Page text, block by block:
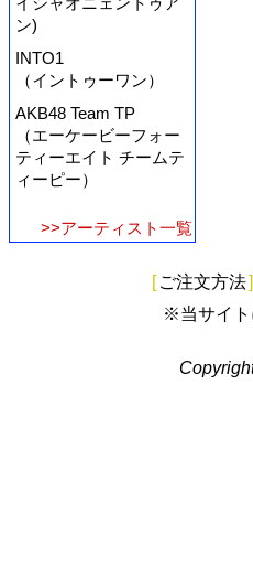
ン)
INTO1
（イントゥーワン）
AKB48 Team TP
（エーケービーフォー
ティーエイト チームテ
ィーピー）
>>アーティスト一覧
[ ご注文方法]
※当サイト